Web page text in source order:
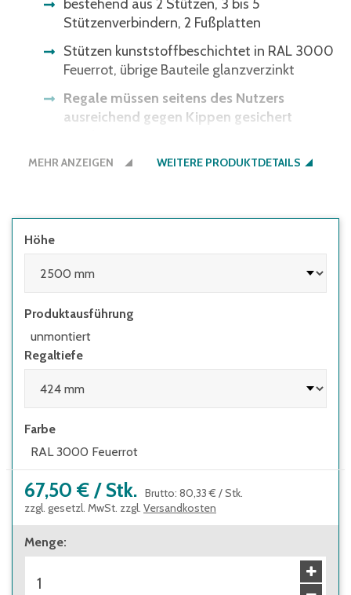
bestehend aus 2 Stützen, 3 bis 5
Stützenverbindern, 2 Fußplatten
Stützen kunststoffbeschichtet in RAL 3000
Feuerrot, übrige Bauteile glanzverzinkt
Regale müssen seitens des Nutzers
ausreichend gegen Kippen gesichert
• wenn Regale mit herausziehbaren
Leitern eingesetzt werden
MEHR ANZEIGEN WEITERE PRODUKTDETAILS
Höhe
Produktausführung
unmontiert
Regaltiefe
Farbe
RAL 3000 Feuerrot
67,50 € / Stk. Brutto: 80,33 € /Stk.
zzgl. gesetzl. MwSt. zzgl. Versandkosten
Menge: